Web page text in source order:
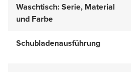
Waschtisch: Serie, Material
und Farbe
Schubladenausführung